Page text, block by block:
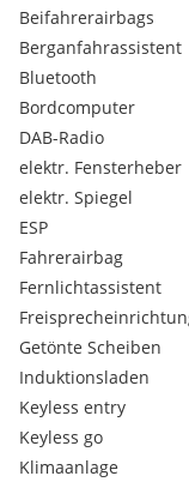
Zwischenverkauf,
Eingabefehler sind
Serienausstattungen:
Fahrersitz
Direktantrieb
Polsterung Stoff
Reifenreparaturkit
360° Around View
Anti-
Audio-
Dritte
LED-Spots in der
Lenkrad höhen-
Beifahrerairbags
Berganfahrassistent
Bluetooth
Bordcomputer
DAB-Radio
elektr. Fensterheber
elektr. Spiegel
ESP
Fahrerairbag
Fernlichtassistent
Getönte Scheiben
Induktionsladen
Keyless entry
Keyless go
Klimaanlage